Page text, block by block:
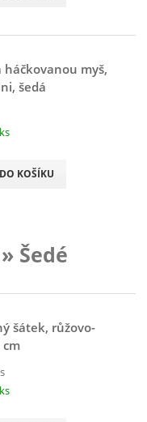
háčkovanou myš,
šedá
DO KOŠÍKU
» Šedé
šátek, růžovo-
cm